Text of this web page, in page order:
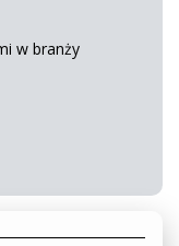
w branży